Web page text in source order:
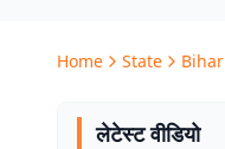
Home State Bihar
लेटेस्ट वीडियो